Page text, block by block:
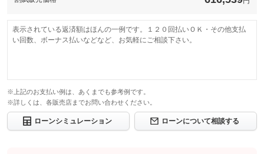
表示されている返済額はほんの一例です。１２０回払いＯＫ・その他支払
い回数、ボーナス払いなどなど、お気軽にご相談下さい。
※上記のお支払い例は、あくまでも参考例です。
※詳しくは、各販売店までお問い合わせください。
ローンシミュレーション ローンについて相談する